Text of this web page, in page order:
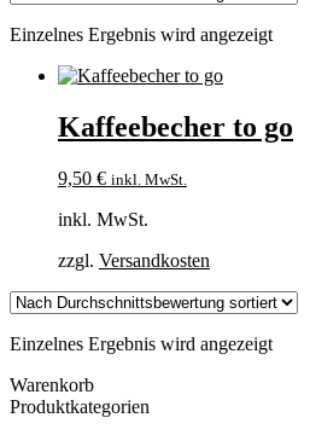
Einzelnes Ergebnis wird angezeigt
Kaffeebecher to go
9,50 € inkl. MwSt.
inkl. MwSt.
zzgl. Versandkosten
Einzelnes Ergebnis wird angezeigt
Warenkorb
Produktkategorien